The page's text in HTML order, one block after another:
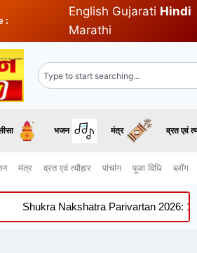
:
English Gujarati Hindi
Marathi
भजन मंत्र व्रत एवं
मंत्र व्रत एवं त्यौहार पांचांग पूजा विधि ब्लॉग
Shukra Nakshatra Parivartan 2026: 11